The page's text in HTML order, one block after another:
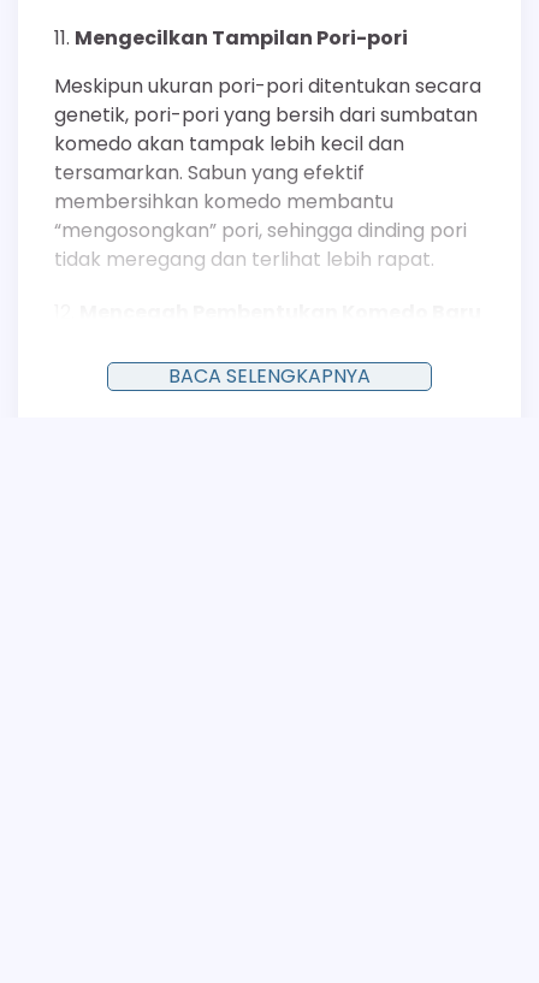
Mengecilkan Tampilan Pori-pori
Meskipun ukuran pori-pori ditentukan secara
genetik, pori-pori yang bersih dari sumbatan
komedo akan tampak lebih kecil dan
tersamarkan. Sabun yang efektif
membersihkan komedo membantu
“mengosongkan” pori, sehingga dinding pori
tidak meregang dan terlihat lebih rapat.
Manfaat paling signifikan dari penggunaan
sabun yang tepat adalah pencegahan.
BACA SELENGKAPNYA